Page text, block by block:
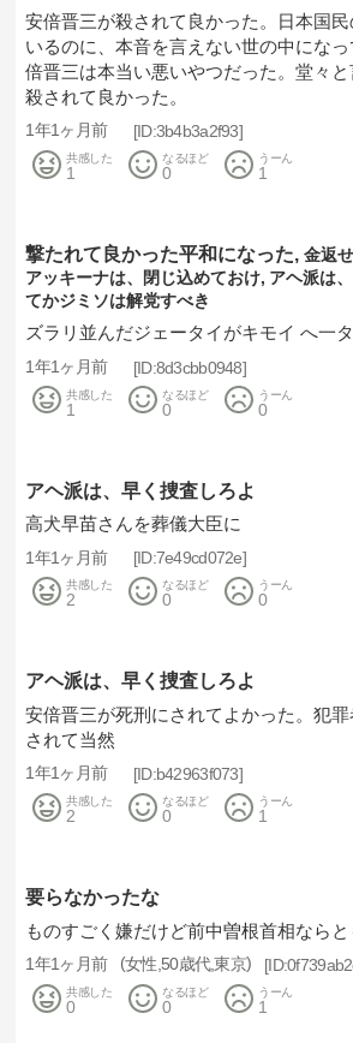
安倍晋三が殺されて良かった。日本国
いるのに、本音を言えない世の中にな
倍晋三は本当い悪いやつだった。堂々
殺されて良かった。
1年1ヶ月前 3b4b3a2f93
共感した
1
なるほど
0
うーん
1
撃たれて良かった平和になった 金返せ
アッキーナは、閉じ込めておけ アヘ派は
てかジミソは解党すべき
ズラリ並んだジェータイがキモイ へ一
1年1ヶ月前 8d3cbb0948
共感した
1
なるほど
0
うーん
0
アヘ派は、早く捜査しろよ
高犬早苗さんを葬儀大臣に
1年1ヶ月前 7e49cd072e
共感した
2
なるほど
0
うーん
0
アヘ派は、早く捜査しろよ
安倍晋三が死刑にされてよかった。犯
されて当然
1年1ヶ月前 b42963f073
共感した
2
なるほど
0
うーん
1
要らなかったな
ものすごく嫌だけど前中曽根首相ならと
1年1ヶ月前 女性 50歳代 東京
共感した
0
なるほど
0
うーん
1